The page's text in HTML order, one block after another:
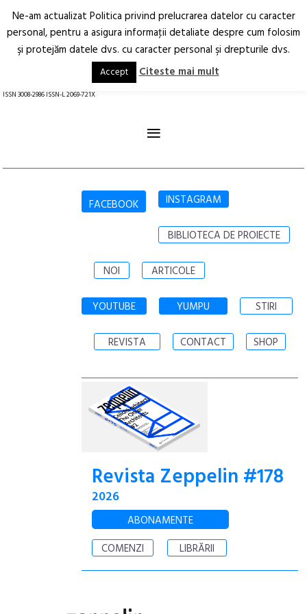
Arhitectură.
Oraș.
RO EN
ISSN 3008-2986 ISSN-L 2069-721X
≡
FACEBOOK INSTAGRAM
BIBLIOTECA DE PROIECTE
NOI ARTICOLE
YOUTUBE YUMPU STIRI
REVISTA CONTACT SHOP
Revista Zeppelin #178
2026
ABONAMENTE
COMENZI
LIBRĂRII
Ne-am actualizat Politica privind prelucrarea datelor cu caracter
personal, pentru a asigura informaţii detaliate despre cum folosim
şi protejăm datele dvs. cu caracter personal şi drepturile dvs.
Accept Citeste mai mult